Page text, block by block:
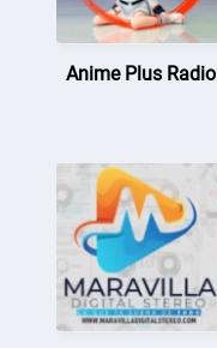
Anime Plus Radio